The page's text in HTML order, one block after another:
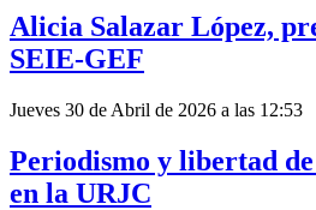
Alicia Salazar López,
SEIE-GEF
Jueves 30 de Abril de 2026 a las 12:53
Periodismo y libertad de
en la URJC